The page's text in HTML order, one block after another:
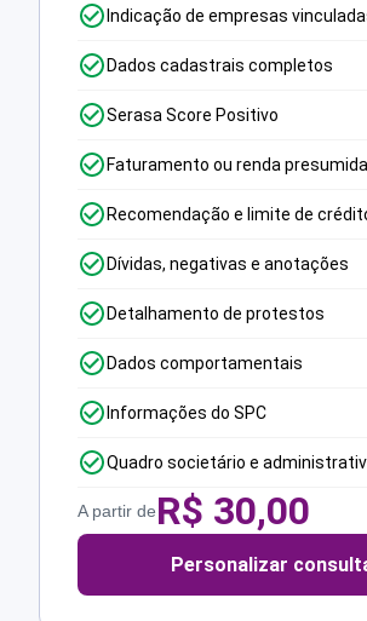
Indicação de empresas
Dados cadastrais completos
Serasa Score Positivo
Faturamento ou renda presumida
Recomendação e limite de
Dívidas, negativas e anotações
Detalhamento de protestos
Dados comportamentais
Informações do SPC
Quadro societário e
A partir deR$ 30,00
Personalizar